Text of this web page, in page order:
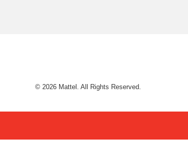
© 2026 Mattel. All Rights Reserved.